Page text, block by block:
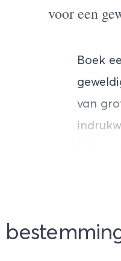
voor een
Boek
van
prima